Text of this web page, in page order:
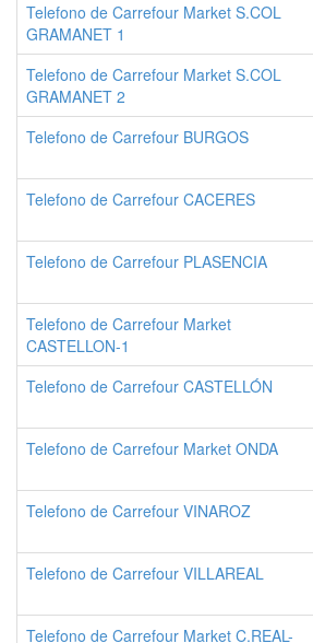
Telefono de Carrefour Market S.COL
GRAMANET 1
Telefono de Carrefour Market S.COL
GRAMANET 2
Telefono de Carrefour BURGOS
Telefono de Carrefour CACERES
Telefono de Carrefour PLASENCIA
Telefono de Carrefour Market
CASTELLON-1
Telefono de Carrefour CASTELLÓN
Telefono de Carrefour Market ONDA
Telefono de Carrefour VINAROZ
Telefono de Carrefour VILLAREAL
Telefono de Carrefour Market C.REAL-